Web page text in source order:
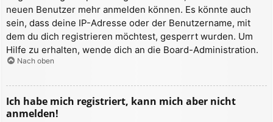
neuen Benutzer mehr anmelden können. Es könnte auch
sein, dass deine IP-Adresse oder der Benutzername, mit
dem du dich registrieren möchtest, gesperrt wurden. Um
Hilfe zu erhalten, wende dich an die Board-Administration.
Nach oben
Ich habe mich registriert, kann mich aber nicht
anmelden!